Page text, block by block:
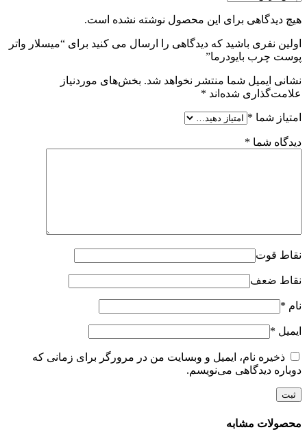
هیچ دیدگاهی برای این محصول نوشته نشده است.
اولین نفری باشید که دیدگاهی را ارسال می کنید برای “میسلار واتر
پوست چرب بایودرما”
نشانی ایمیل شما منتشر نخواهد شد. بخش‌های موردنیاز
علامت‌گذاری شده‌اند *
امتیاز شما *
دیدگاه شما *
نقاط قوت
نقاط ضعف
نام *
ایمیل *
ذخیره نام، ایمیل و وبسایت من در مرورگر برای زمانی که
دوباره دیدگاهی می‌نویسم.
محصولات مشابه